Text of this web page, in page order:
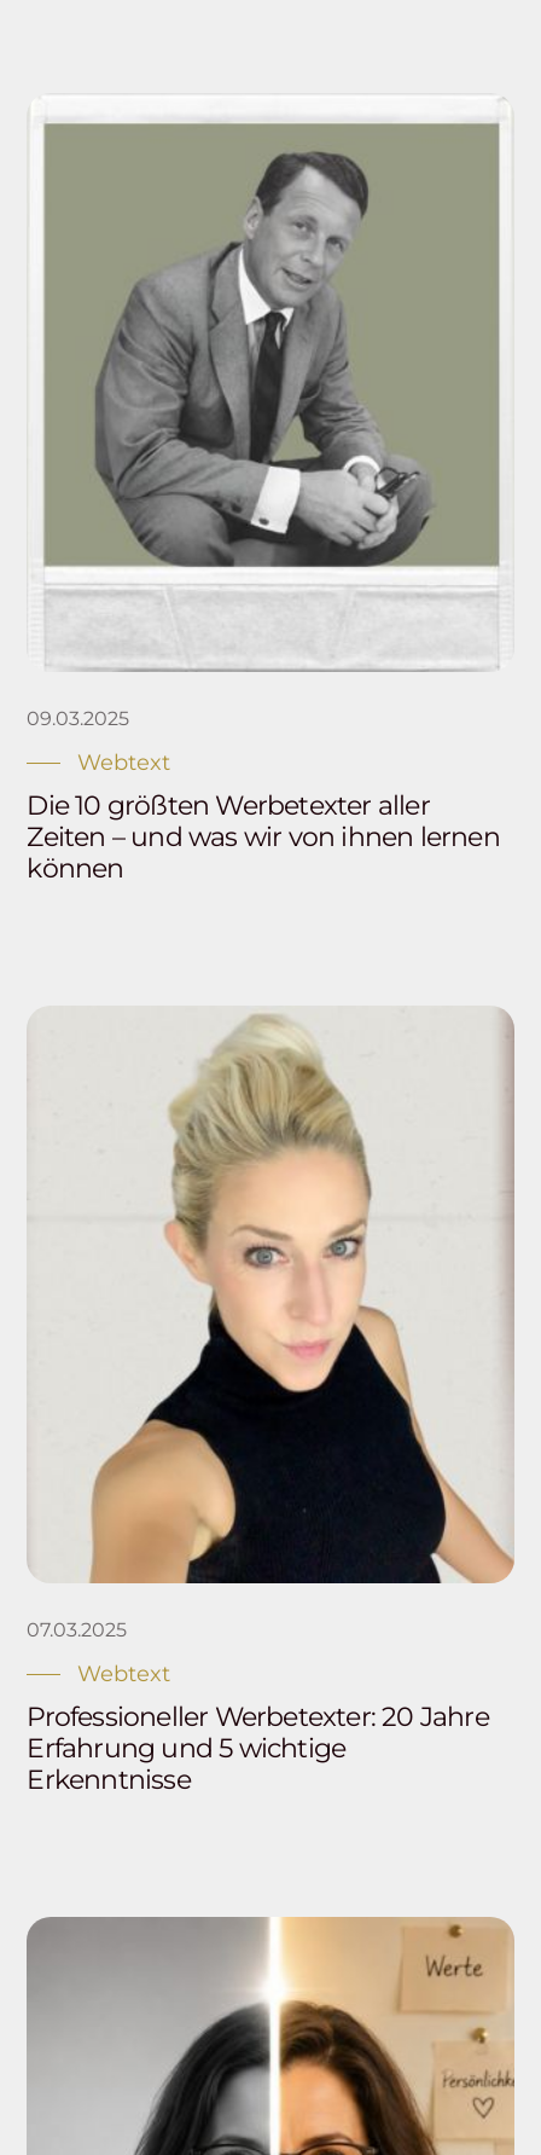
09.03.2025
Webtext
Die 10 größten Werbetexter aller
Zeiten – und was wir von ihnen lernen
können
07.03.2025
Webtext
Professioneller Werbetexter: 20 Jahre
Erfahrung und 5 wichtige
Erkenntnisse